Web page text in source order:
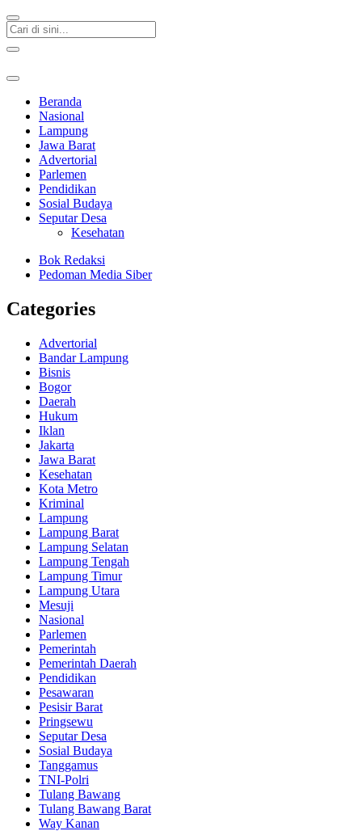
Beranda
Nasional
Lampung
Jawa Barat
Advertorial
Parlemen
Pendidikan
Sosial Budaya
Seputar Desa
Kesehatan
Bok Redaksi
Pedoman Media Siber
Categories
Advertorial
Bandar Lampung
Bisnis
Bogor
Daerah
Hukum
Iklan
Jakarta
Jawa Barat
Kesehatan
Kota Metro
Kriminal
Lampung
Lampung Barat
Lampung Selatan
Lampung Tengah
Lampung Timur
Lampung Utara
Mesuji
Nasional
Parlemen
Pemerintah
Pemerintah Daerah
Pendidikan
Pesawaran
Pesisir Barat
Pringsewu
Seputar Desa
Sosial Budaya
Tanggamus
TNI-Polri
Tulang Bawang
Tulang Bawang Barat
Way Kanan